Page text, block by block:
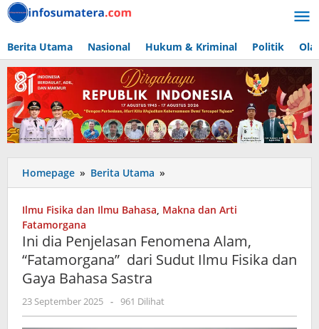
Lewati
ke
Berita Utama Nasional Hukum & Kriminal Politik
Homepage » Berita Utama »
dia
Fenomena
“Fatamorgana”
dari
dan
Ilmu Fisika dan Ilmu Bahasa, Makna dan Arti
Fatamorgana
Ini dia Penjelasan Fenomena Alam,
“Fatamorgana” dari Sudut Ilmu Fisika dan
Gaya Bahasa Sastra
23 September 2025 oleh
admin
- 961 Dilihat